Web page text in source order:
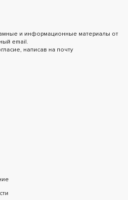
и информационные материалы от
email.
написав на почту